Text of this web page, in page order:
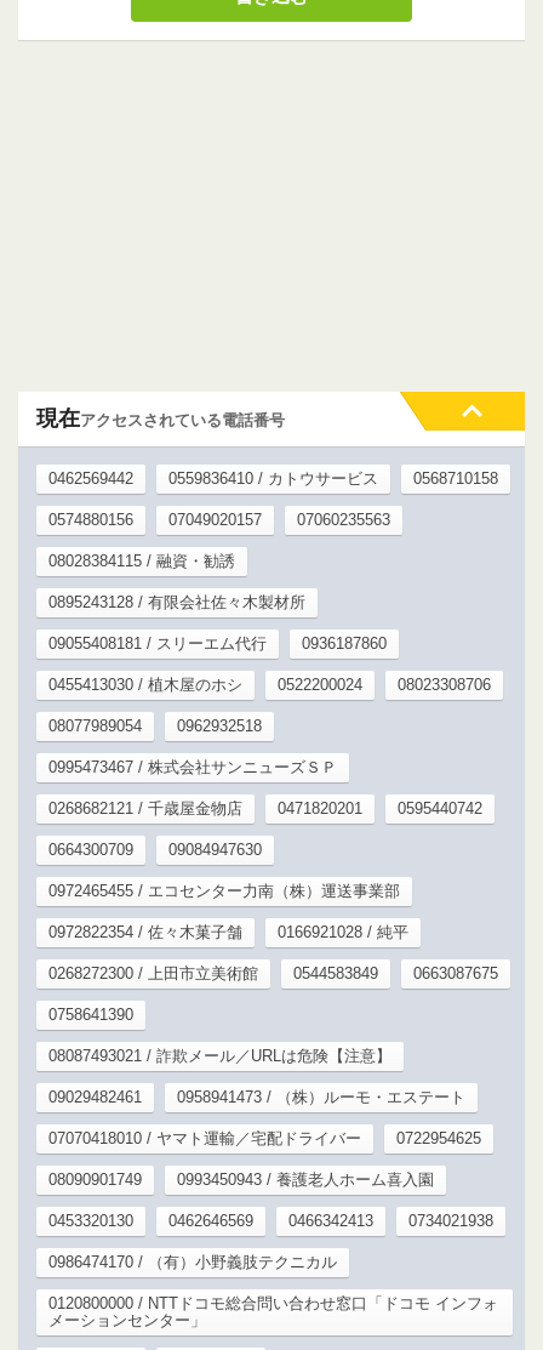
現在アクセスされている電話番号
0462569442 0559836410 / カトウサービス 0568710158
0574880156 07049020157 07060235563
08028384115 / 融資・勧誘
0895243128 / 有限会社佐々木製材所
09055408181 / スリーエム代行 0936187860
0455413030 / 植木屋のホシ 0522200024 08023308706
08077989054 0962932518
0995473467 / 株式会社サンニューズＳＰ
0268682121 / 千歳屋金物店 0471820201 0595440742
0664300709 09084947630
0972465455 / エコセンター力南（株）運送事業部
0972822354 / 佐々木菓子舗 0166921028 / 純平
0268272300 / 上田市立美術館 0544583849 0663087675
0758641390
08087493021 / 詐欺メール／URLは危険【注意】
09029482461 0958941473 / （株）ルーモ・エステート
07070418010 / ヤマト運輸／宅配ドライバー 0722954625
08090901749 0993450943 / 養護老人ホーム喜入園
0453320130 0462646569 0466342413 0734021938
0986474170 / （有）小野義肢テクニカル
0120800000 / NTTドコモ総合問い合わせ窓口「ドコモ インフォ
メーションセンター」